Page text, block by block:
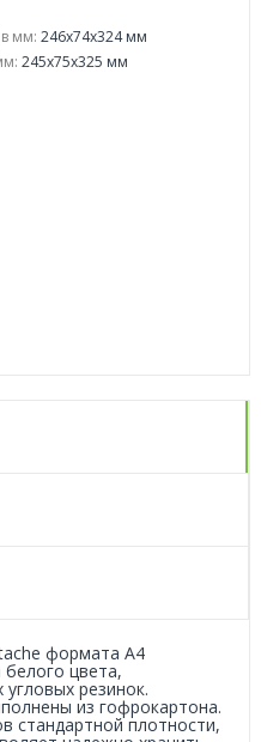
мм: 246х74х324 мм
245х75х325 мм
формата А4
цвета,
резинок.
из гофрокартона.
стандартной плотности,